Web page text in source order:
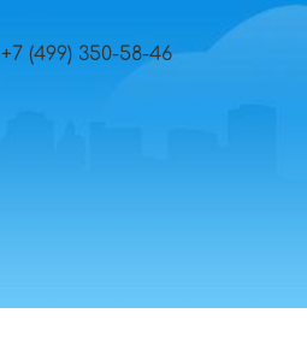
+7 (499) 350-58-46